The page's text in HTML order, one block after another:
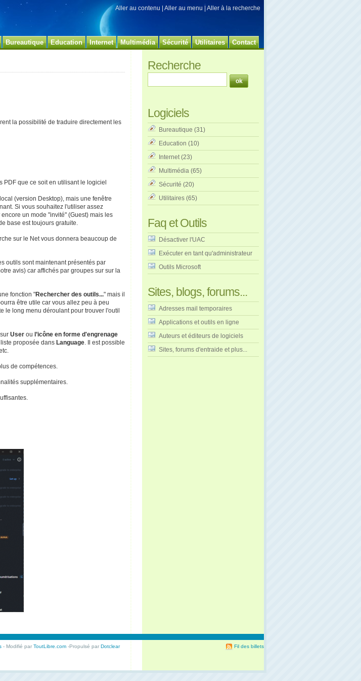
Aller au contenu Aller au menu Aller à la recherche
Bureautique Education Internet Multimédia Sécurité Utilitaires Contact
la possibilité de traduire directement les
que ce soit en utilisant le logiciel
(version Desktop), mais une fenêtre
Si vous souhaitez l'utiliser assez
un mode "invité" (Guest) mais les
base est toujours gratuite.
sur le Net vous donnera beaucoup de
outils sont maintenant présentés par
avis) car affichés par groupes sur sur la
fonction "Rechercher des outils..." mais il
être utile car vous allez peu à peu
le long menu déroulant pour trouver l'outil
User ou l’icône en forme d'engrenage
proposée dans Language. Il est possible
de compétences.
supplémentaires.
Recherche
Logiciels
Bureautique (31)
Education (10)
Internet(23)
Multimédia (65)
Sécurité (20)
Utilitaires (65)
Faq et Outils
Désactiver l'UAC
Exécuter en tant qu'administrateur
Outils Microsoft
Sites, blogs, forums...
Adresses mail temporaires
Applications et outils en ligne
Auteurs et éditeurs de logiciels
Sites, forums d'entraide et plus...
- Modifié par ToutLibre.com -Propulsé par Dotclear Fil des billets